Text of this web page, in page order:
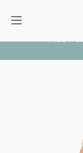
PIDA
Inicio